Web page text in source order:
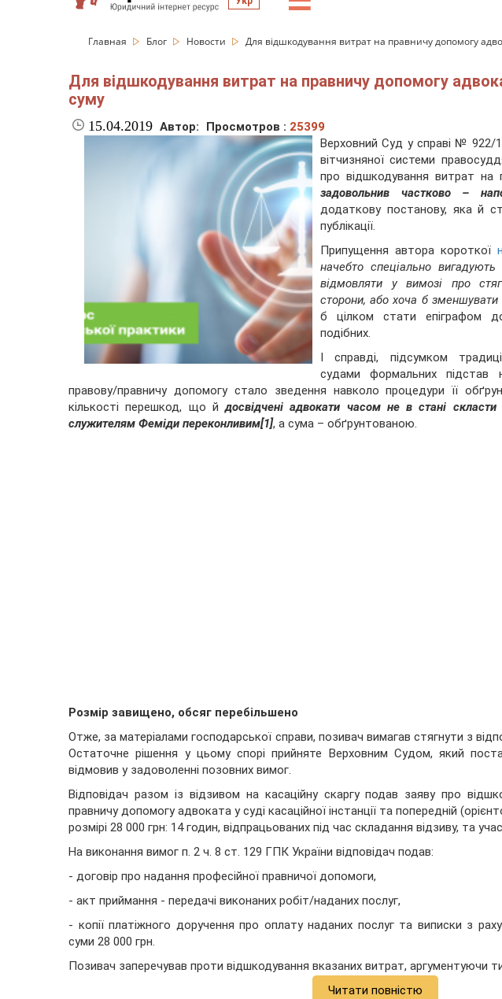
Главная Блог Новости Для відшкодування витрат на правничу допомогу
Для відшкодування витрат на правничу допомогу
суму
15.04.2019 Автор: Просмотров : 25399
Верховний Суд у справі № 922/
вітчизняної системи
про відшкодування витрат на
задовольнив частково –
додаткову постанову, яка й
публікації.
Припущення автора короткої
начебто спеціально
відмовляти у вимозі про
сторони, або хоча б зменшувати
б цілком стати епіграфом
подібних.
І справді, підсумком
судами формальних підстав
правову/правничу допомогу стало зведення навколо процедури її
кількості перешкод, що йдосвідчені адвокати часом не в стані
служителям Феміди переконливим[1], а сума – обґрунтованою.
Розмір завищено, обсяг перебільшено
Отже, за матеріалами господарської справи, позивач вимагав стягнути з
Остаточне рішення у цьому спорі прийняте Верховним Судом, який
відмовив у задоволенні позовних вимог.
Відповідач разом із відзивом на касаційну скаргу подав заяву про
правничу допомогу адвоката у суді касаційної інстанції та попередній
розмірі 28 000 грн: 14 годин, відпрацьованих під час складання відзиву, та
На виконання вимог п. 2 ч. 8 ст. 129 ГПК України відповідач подав:
- договір про надання професійної правничої допомоги,
- акт приймання - передачі виконаних робіт/наданих послуг,
- копії платіжного доручення про оплату наданих послуг та виписки з
суми 28 000 грн.
Позивач заперечував проти відшкодування вказаних витрат, аргументуючи
Читати повністю